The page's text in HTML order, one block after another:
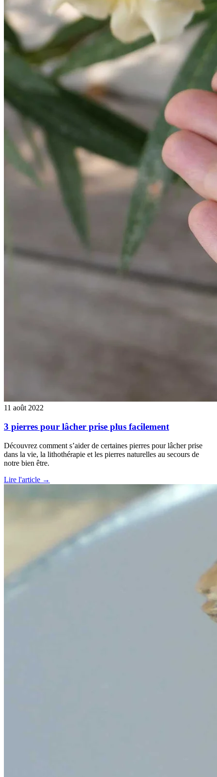
11 août 2022
3 pierres pour lâcher prise plus facilement
Découvrez comment s’aider de certaines pierres pour lâcher prise
dans la vie, la lithothérapie et les pierres naturelles au secours de
notre bien être.
Lire l'article →